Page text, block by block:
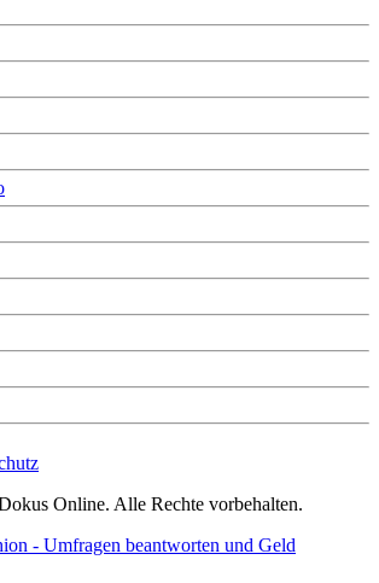
Online. Alle Rechte vorbehalten.